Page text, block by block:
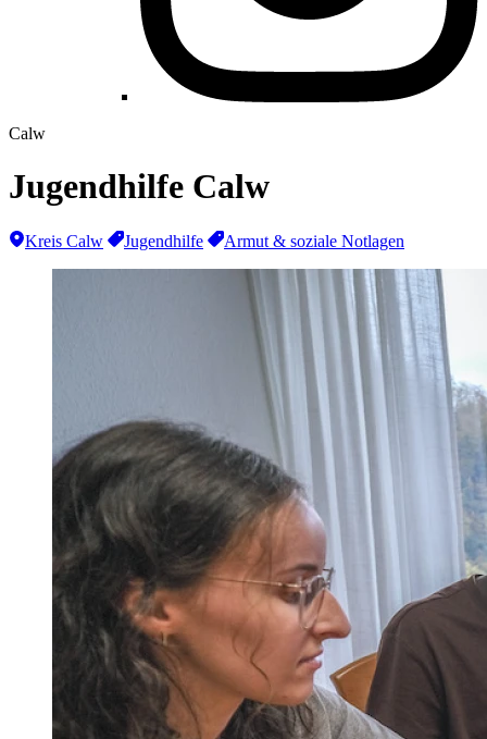
Calw
Jugendhilfe Calw
Kreis Calw Jugendhilfe Armut & soziale Notlagen